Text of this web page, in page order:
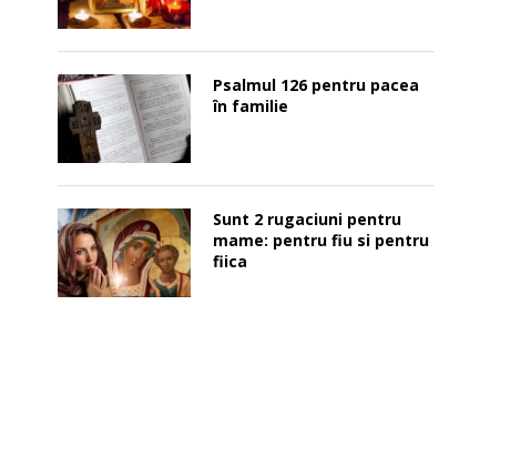
Psalmul 126 pentru pacea
în familie
Sunt 2 rugaciuni pentru
mame: pentru fiu si pentru
fiica